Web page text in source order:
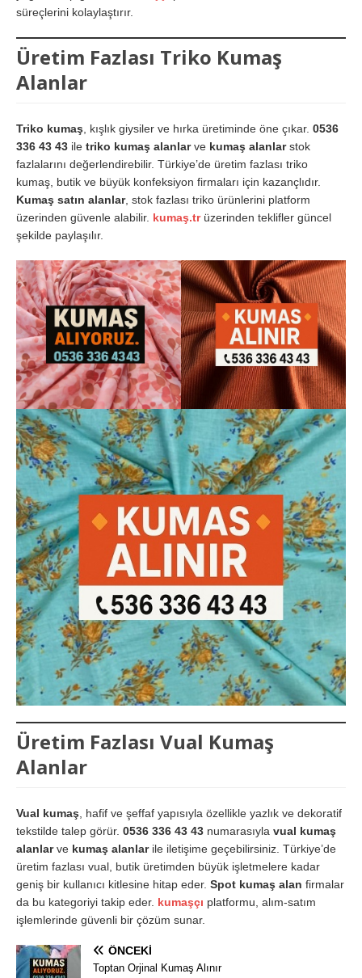
süreçlerini kolaylaştırır.
Üretim Fazlası Triko Kumaş
Alanlar
Triko kumaş, kışlık giysiler ve hırka üretiminde öne çıkar. 0536
336 43 43 ile triko kumaş alanlarve kumaş alanlarstok
fazlalarını değerlendirebilir. Türkiye’de üretim fazlası triko
kumaş, butik ve büyük konfeksiyon firmaları için kazançlıdır.
Kumaş satın alanlar, stok fazlası triko ürünlerini platform
üzerinden güvenle alabilir. kumaş.trüzerinden teklifler güncel
şekilde paylaşılır.
Üretim Fazlası Vual Kumaş
Alanlar
Vual kumaş , hafif ve şeffaf yapısıyla özellikle yazlık ve dekoratif
tekstilde talep görür. 0536 336 43 43 numarasıyla vual kumaş
alanlarve kumaş alanlarile iletişime geçebilirsiniz. Türkiye’de
üretim fazlası vual, butik üretimden büyük işletmelere kadar
geniş bir kullanıcı kitlesine hitap eder. Spot kumaş alan firmalar
da bu kategoriyi takip eder. kumaşçı platformu, alım-satım
işlemlerinde güvenli bir çözüm sunar.
ÖNCEKI
Toptan Orjinal Kumaş Alınır